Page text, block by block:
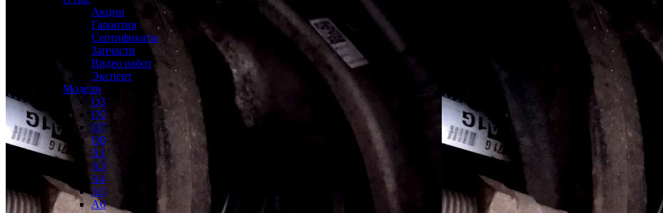
Акции
Гарантия
Сертификаты
Запчасти
Видео работ
Эксперт
Модели
Q3
Q5
Q7
Q8
A1
A3
A4
A5
A6